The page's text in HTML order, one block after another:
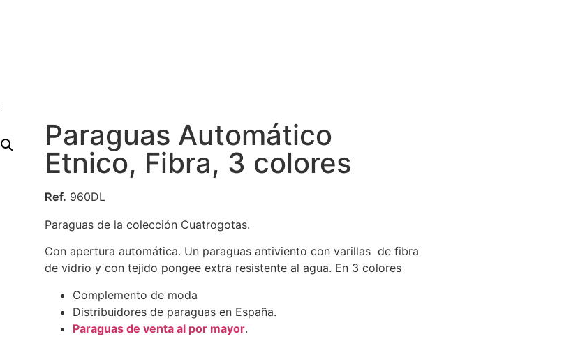
Paraguas Automático
Etnico, Fibra, 3 colores
Ref. 960DL
Paraguas de la colección Cuatrogotas.
Con apertura automática. Un paraguas antiviento con varillas de fibra
de vidrio y con tejido pongee extra resistente al agua. En 3 colores
Complemento de moda
Distribuidores de paraguas en España.
Paraguas de venta al por mayor.